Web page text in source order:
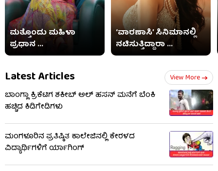
ಮತ್ತೊಂದು ಮಹಿಳಾ
ಪ್ರಧಾನ ...
‘ವಾರಣಾಸಿ’ ಸಿನಿಮಾನಲ್ಲಿ
ನಟಿಸುತ್ತಿದ್ದಾರಾ ...
Latest Articles View More
ಬಾಂಗ್ಲಾ ಕ್ರಿಕೆಟಿಗ ಶಕೀಬ್ ಅಲ್ ಹಸನ್ ಮನೆಗೆ ಬೆಂಕಿ
ಹಚ್ಚಿದ ಕಿಡಿಗೇಡಿಗಳು
ಮಂಗಳೂರಿನ ಪ್ರತಿಷ್ಠಿತ ಕಾಲೇಜಿನಲ್ಲಿ ಕೇರಳದ
ವಿದ್ಯಾರ್ಥಿಗಳಿಗೆ ರ್ಯಾಗಿಂಗ್